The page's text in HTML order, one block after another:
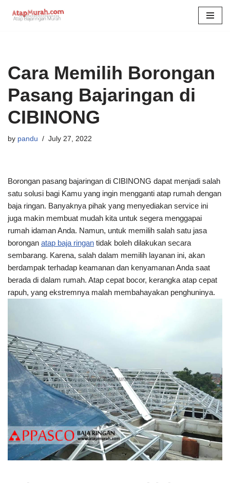
Cara Memilih Borongan
Pasang Bajaringan di
CIBINONG
by pandu July 27, 2022
Borongan pasang bajaringan di CIBINONG dapat menjadi salah
satu solusi bagi Kamu yang ingin mengganti atap rumah dengan
baja ringan. Banyaknya pihak yang menyediakan service ini
juga makin membuat mudah kita untuk segera menggapai
rumah idaman Anda. Namun, untuk memilih salah satu jasa
borongan atap baja ringan tidak boleh dilakukan secara
sembarang. Karena, salah dalam memilih layanan ini, akan
berdampak terhadap keamanan dan kenyamanan Anda saat
berada di dalam rumah. Atap cepat bocor, kerangka atap cepat
rapuh, yang ekstremnya malah membahayakan penghuninya.